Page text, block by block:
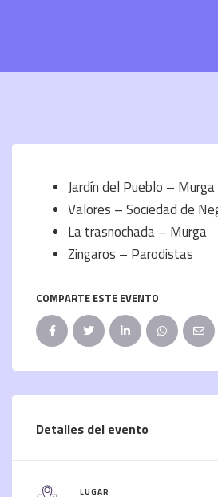
Jardín del Pueblo – Murga
Valores – Sociedad de
La trasnochada – Murga
Zingaros – Parodistas
COMPARTE ESTE EVENTO
Detalles del evento
LUGAR